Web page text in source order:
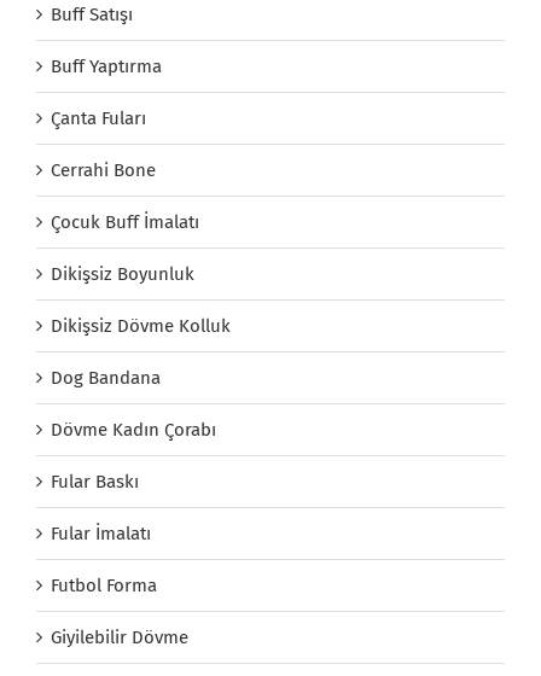
Buff Satışı
Buff Yaptırma
Çanta Fuları
Cerrahi Bone
Çocuk Buff İmalatı
Dikişsiz Boyunluk
Dikişsiz Dövme Kolluk
Dog Bandana
Dövme Kadın Çorabı
Fular Baskı
Fular İmalatı
Futbol Forma
Giyilebilir Dövme